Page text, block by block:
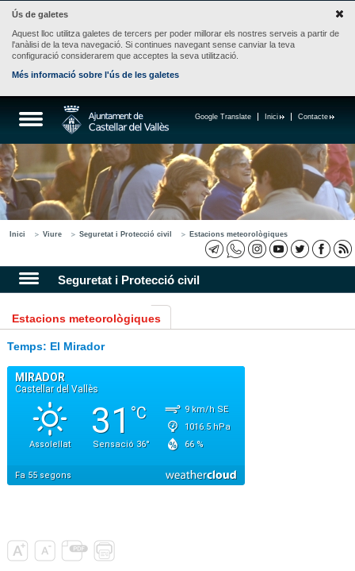
Ús de galetes
Aquest lloc utilitza galetes de tercers per poder millorar els nostres serveis a partir de
l'anàlisi de la teva navegació. Si continues navegant sense canviar la teva
configuració considerarem que acceptes la seva utilització.
Més informació sobre l'ús de les galetes
Contacte
Inici
Google Translate
Inici Viure Seguretat i Protecció civil Estacions meteorològiques
Seguretat i Protecció civil
Estacions meteorològiques
Temps: El Mirador